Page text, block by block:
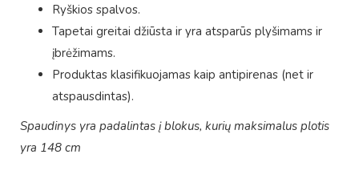
Ryškios spalvos.
Tapetai greitai džiūsta ir yra atsparūs plyšimams ir
įbrėžimams.
Produktas klasifikuojamas kaip antipirenas (net ir
atspausdintas).
Spaudinys yra padalintas į blokus, kurių maksimalus plotis
yra 148 cm